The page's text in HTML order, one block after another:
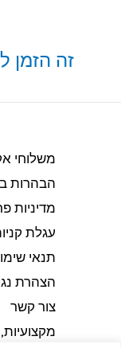
זה הזמן
משלוחי
הבהרות
מדיניות
עגלת
תנאי
הצהרת
צור קשר